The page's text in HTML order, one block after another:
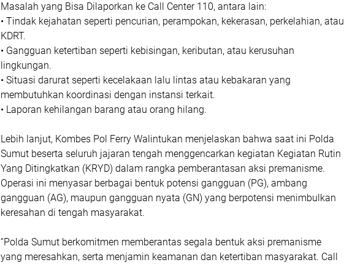
Masalah yang Bisa Dilaporkan ke Call Center 110, antara lain:
• Tindak kejahatan seperti pencurian, perampokan, kekerasan, perkelahian, atau
KDRT.
• Gangguan ketertiban seperti kebisingan, keributan, atau kerusuhan
lingkungan.
• Situasi darurat seperti kecelakaan lalu lintas atau kebakaran yang
membutuhkan koordinasi dengan instansi terkait.
• Laporan kehilangan barang atau orang hilang.
Lebih lanjut, Kombes Pol Ferry Walintukan menjelaskan bahwa saat ini Polda
Sumut beserta seluruh jajaran tengah menggencarkan kegiatan Kegiatan Rutin
Yang Ditingkatkan (KRYD) dalam rangka pemberantasan aksi premanisme.
Operasi ini menyasar berbagai bentuk potensi gangguan (PG), ambang
gangguan (AG), maupun gangguan nyata (GN) yang berpotensi menimbulkan
keresahan di tengah masyarakat.
“Polda Sumut berkomitmen memberantas segala bentuk aksi premanisme
yang meresahkan, serta menjamin keamanan dan ketertiban masyarakat. Call